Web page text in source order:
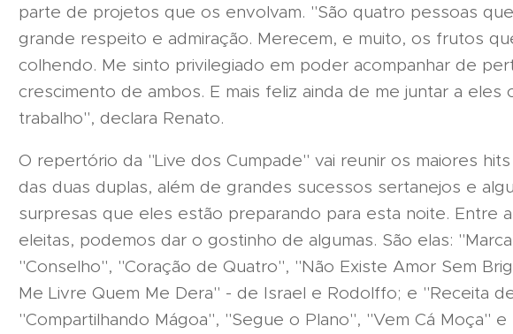
parte de projetos que os envolvam. "São quatro pessoas
grande respeito e admiração. Merecem, e muito, os frutos
colhendo. Me sinto privilegiado em poder acompanhar de
crescimento de ambos. E mais feliz ainda de me juntar a eles
trabalho", declara Renato.
O repertório da "Live dos Cumpade" vai reunir os maiores
das duas duplas, além de grandes sucessos sertanejos e
surpresas que eles estão preparando para esta noite. Entre
eleitas, podemos dar o gostinho de algumas. São elas:
"Conselho", "Coração de Quatro", "Não Existe Amor Sem
Me Livre Quem Me Dera" - de Israel e Rodolffo; e "Receita
"Compartilhando Mágoa", "Segue o Plano", "Vem Cá Moça" e